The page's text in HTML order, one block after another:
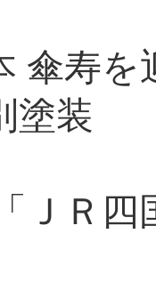
傘寿
塗装
ＪＲ